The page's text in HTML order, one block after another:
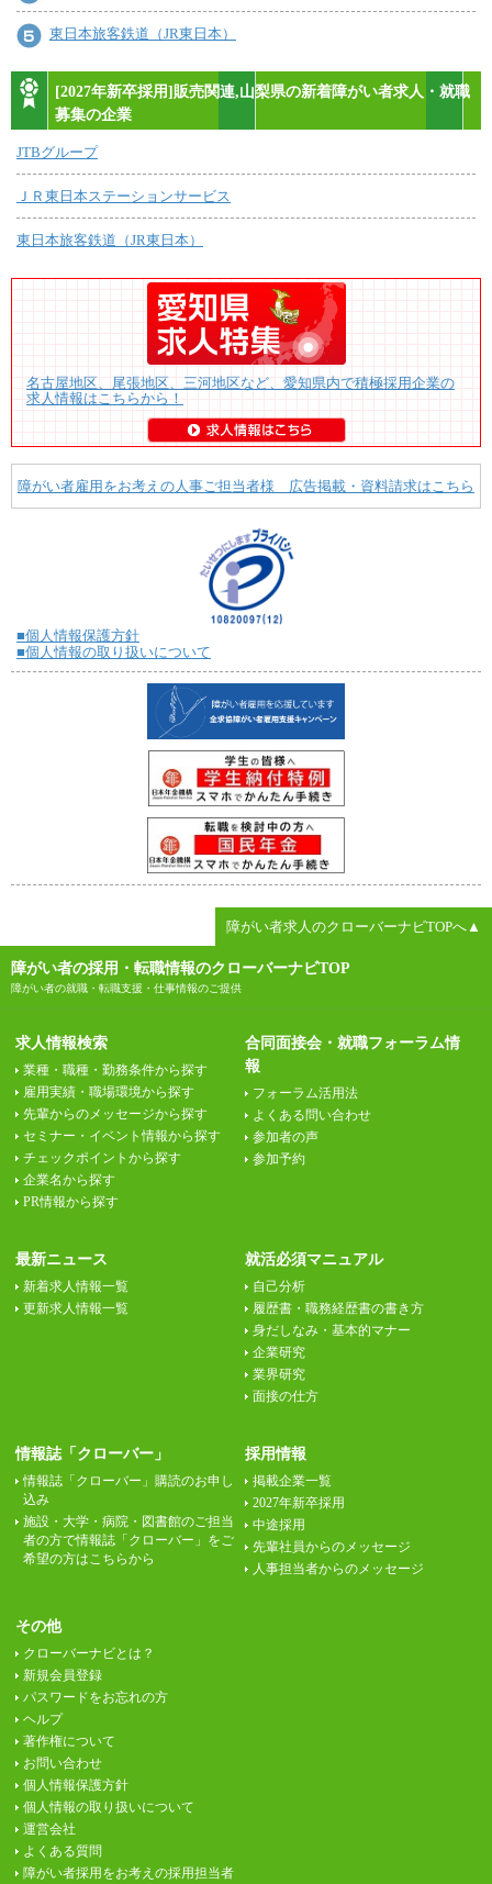
東日本旅客鉄道（JR東日本）
[2027年新卒採用]販売関連,山梨県の新着障がい者求人・就職
募集の企業
JTBグループ
ＪＲ東日本ステーションサービス
東日本旅客鉄道（JR東日本）
名古屋地区、尾張地区、三河地区など、愛知県内で積極採用企業の
求人情報はこちらから！
障がい者雇用をお考えの人事ご担当者様 広告掲載・資料請求はこちら
■個人情報保護方針
■個人情報の取り扱いについて
障がい者求人のクローバーナビTOPへ▲
障がい者の採用・転職情報のクローバーナビTOP
障がい者の就職・転職支援・仕事情報のご提供
求人情報検索
業種・職種・勤務条件から探す
雇用実績・職場環境から探す
先輩からのメッセージから探す
セミナー・イベント情報から探す
チェックポイントから探す
企業名から探す
PR情報から探す
合同面接会・就職フォーラム情
報
フォーラム活用法
よくある問い合わせ
参加者の声
参加予約
最新ニュース
新着求人情報一覧
更新求人情報一覧
就活必須マニュアル
自己分析
履歴書・職務経歴書の書き方
身だしなみ・基本的マナー
企業研究
業界研究
面接の仕方
情報誌「クローバー」
情報誌「クローバー」購読のお申し
込み
施設・大学・病院・図書館のご担当
者の方で情報誌「クローバー」をご
希望の方はこちらから
採用情報
掲載企業一覧
2027年新卒採用
中途採用
先輩社員からのメッセージ
人事担当者からのメッセージ
その他
クローバーナビとは？
新規会員登録
パスワードをお忘れの方
ヘルプ
著作権について
お問い合わせ
個人情報保護方針
個人情報の取り扱いについて
運営会社
よくある質問
障がい者採用をお考えの採用担当者